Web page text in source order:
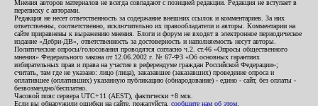
Мнения авторов материалов не всегда совпадают с позицией редакции. Редакция не вступает в
переписку с авторами.
Редакция не несет ответственность за содержание внешних ссылок и комментариев. За них
ответственны, соответственно, исключительно их правообладатели и авторы. Комментарии на
сайте приравнены к выражению мнения. Блоги и форум не входят в электронное периодическое
издание «Дебри-ДВ», ответственность за достоверность и наполняемость несут авторы.
Политические опросы/голосования проводятся согласно ч.2. ст.46 «Опросы общественного
мнения» Федерального закона от 12.06.2002 г. № 67-ФЗ «Об основных гарантиях
избирательных прав и права на участие в референдуме граждан Российской Федерации»;
считать, там где не указано: лицо (лица), заказавшее (заказавших) проведение опроса и
оплатившее (оплативших) указанную публикацию (обнародование) - едино - сайт, без оплаты -
безвозмездно/бесплатно.
Часовой пояс сервера UTC+11 (AEST), фактически +8 мск.
Если вы обнаружили ошибки на сайте, пожалуйста, сообщите нам об этом